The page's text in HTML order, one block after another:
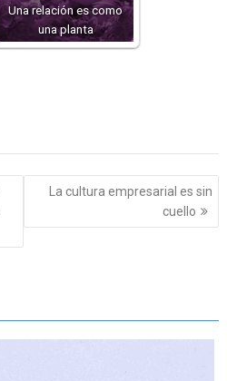
Una relación es como
una planta
La cultura empresarial es sin
cuello